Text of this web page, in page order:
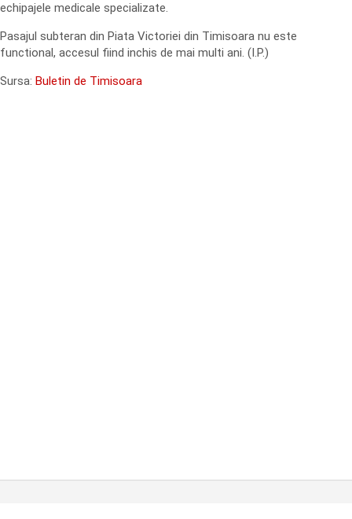
echipajele medicale specializate.
Pasajul subteran din Piata Victoriei din Timisoara nu este
functional, accesul fiind inchis de mai multi ani. (I.P.)
Sursa: Buletin de Timisoara